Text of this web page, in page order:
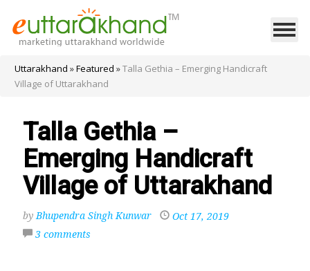
Uttarakhand »Featured »Talla Gethia – Emerging Handicraft
Village of Uttarakhand
Talla Gethia –
Emerging Handicraft
Village of Uttarakhand
byBhupendra Singh Kunwar
Oct 17, 2019
3 comments